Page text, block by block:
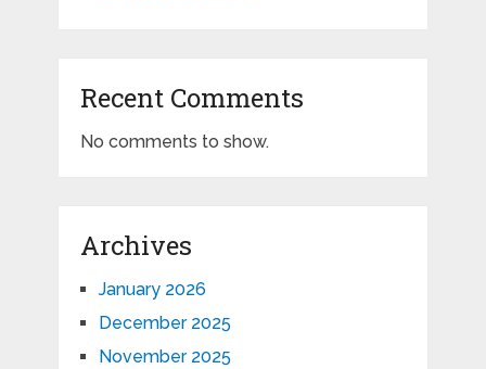
Recent Comments
No comments to show.
Archives
January 2026
December 2025
November 2025